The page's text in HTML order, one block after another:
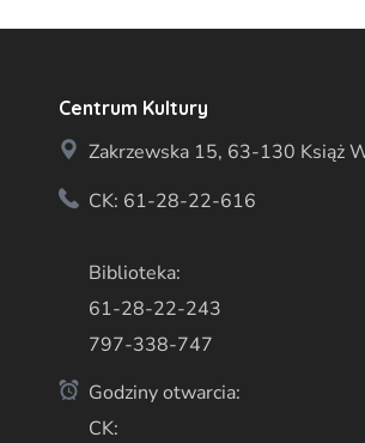
Centrum Kultury
Zakrzewska 15, 63-130 Książ
CK: 61-28-22-616
Biblioteka:
61-28-22-243
797-338-747
Godziny otwarcia:
CK: